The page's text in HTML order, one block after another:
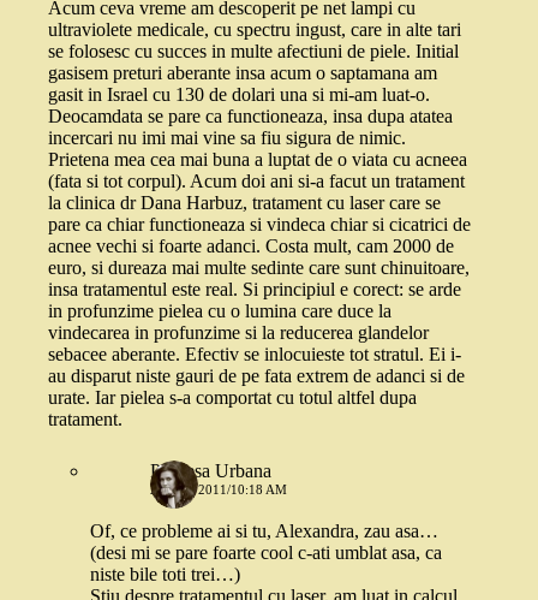
Acum ceva vreme am descoperit pe net lampi cu
ultraviolete medicale, cu spectru ingust, care in alte tari
se folosesc cu succes in multe afectiuni de piele. Initial
gasisem preturi aberante insa acum o saptamana am
gasit in Israel cu 130 de dolari una si mi-am luat-o.
Deocamdata se pare ca functioneaza, insa dupa atatea
incercari nu imi mai vine sa fiu sigura de nimic.
Prietena mea cea mai buna a luptat de o viata cu acneea
(fata si tot corpul). Acum doi ani si-a facut un tratament
la clinica dr Dana Harbuz, tratament cu laser care se
pare ca chiar functioneaza si vindeca chiar si cicatrici de
acnee vechi si foarte adanci. Costa mult, cam 2000 de
euro, si dureaza mai multe sedinte care sunt chinuitoare,
insa tratamentul este real. Si principiul e corect: se arde
in profunzime pielea cu o lumina care duce la
vindecarea in profunzime si la reducerea glandelor
sebacee aberante. Efectiv se inlocuieste tot stratul. Ei i-
au disparut niste gauri de pe fata extrem de adanci si de
urate. Iar pielea s-a comportat cu totul altfel dupa
tratament.
Printesa Urbana
24 MAI 2011/10:18 AM
Of, ce probleme ai si tu, Alexandra, zau asa…
(desi mi se pare foarte cool c-ati umblat asa, ca
niste bile toti trei…)
Stiu despre tratamentul cu laser, am luat in calcul